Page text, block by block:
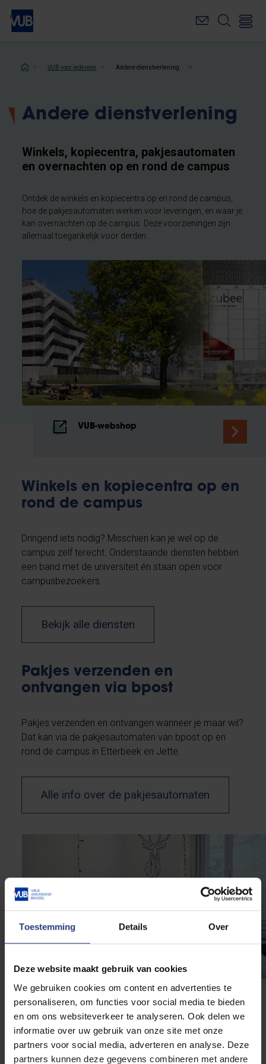
Toestemming Details Over
Deze website maakt gebruik van cookies
We gebruiken cookies om content en advertenties te
personaliseren, om functies voor social media te bieden
en om ons websiteverkeer te analyseren. Ook delen we
informatie over uw gebruik van onze site met onze
partners voor social media, adverteren en analyse. Deze
partners kunnen deze gegevens combineren met andere
Overslaan
naar
inhoudKruimelpad
VUB voor iedereen Andere dienstverlening
Andere dienstverlening
Winkels, kopiecentra, pakjesautomaten
en overnachten op en rond de campus
Ontdek de winkels en kopiecentra op en rond de campus,
hoe de pakjesautomaten werken voor leveringen, en waar je
kan overnachten op de campus. Deze voorzieningen zijn
allemaal toegankelijk voor derden.
VUB-webshop
Winkels en kopiecentra op en
rond de campus
Dringend iets nodig? Misschien kan je wel op de
campus zelf terecht. Onderstaande diensten hebben
een band met de universiteit én staan open voor
campusbezoekers.
Bekijk alle diensten
Pakjes verzenden en
ontvangen via bpost
Pakjes verzenden en ontvangen wanneer je maar wil?
Dat kan via de pakjesautomaten van bpost op en
rond de campus in Etterbeek en Jette.
Alle info over de pakjesautomaten
Overnachten op en rond de
campus
Wil je in de buurt blijven overnachten in het kader van